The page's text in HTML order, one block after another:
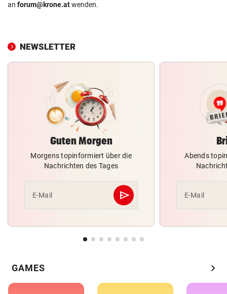
an forum@krone.atwenden.
NEWSLETTER
Guten Morgen
Morgens topinformiert über die
Nachrichten des Tages
E-Mail send
Abschicken
Abends
E-Mail
GAMES chevron_right